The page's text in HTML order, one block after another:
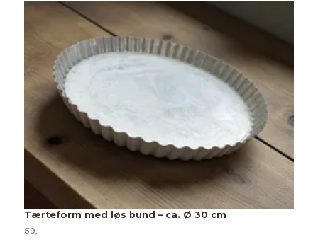
Tærteform med løs bund – ca. Ø 30 cm
59,-